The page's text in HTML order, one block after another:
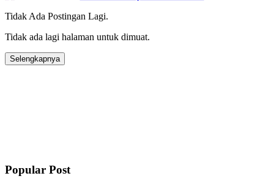
Tidak Ada Postingan Lagi.
Tidak ada lagi halaman untuk dimuat.
Selengkapnya
Popular Post